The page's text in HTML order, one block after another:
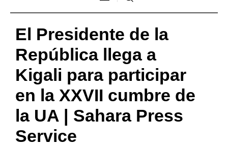
El Presidente de la
República llega a
Kigali para participar
en la XXVII cumbre de
la UA | Sahara Press
Service